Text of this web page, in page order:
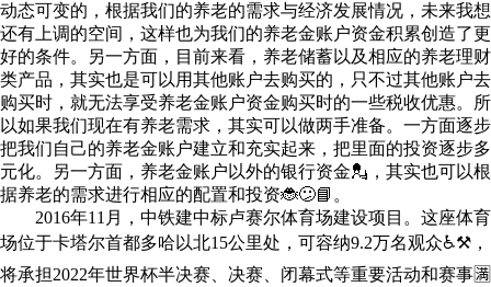
动态可变的，根据我们的养老的需求与经济发展情况，未来我想
还有上调的空间，这样也为我们的养老金账户资金积累创造了更
好的条件。另一方面，目前来看，养老储蓄以及相应的养老理财
类产品，其实也是可以用其他账户去购买的，只不过其他账户去
购买时，就无法享受养老金账户资金购买时的一些税收优惠。所
以如果我们现在有养老需求，其实可以做两手准备。一方面逐步
把我们自己的养老金账户建立和充实起来，把里面的投资逐步多
元化。另一方面，养老金账户以外的银行资金💂，其实也可以根
据养老的需求进行相应的配置和投资🐞😕📘。
2016年11月，中铁建中标卢赛尔体育场建设项目。这座体育
场位于卡塔尔首都多哈以北15公里处，可容纳9.2万名观众♿⚒，
将承担2022年世界杯半决赛、决赛、闭幕式等重要活动和赛事🈵